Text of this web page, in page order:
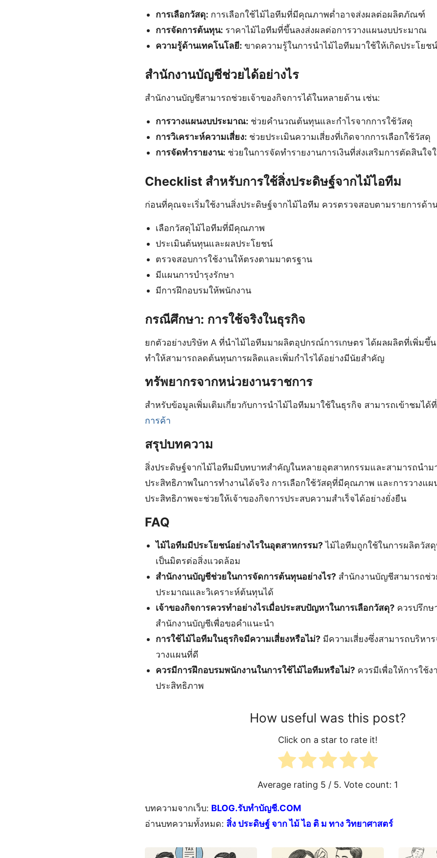
การเลือกวัสดุ: การเลือกใช้ไม้ไอทีมที่มีคุณภาพต่ำอาจส่งผลต่อผลิตภัณฑ์
การจัดการต้นทุน: ราคาไม้ไอทีมที่ขึ้นลงส่งผลต่อการวางแผนงบประมาณ
ความรู้ด้านเทคโนโลยี: ขาดความรู้ในการนำไม้ไอทีมมาใช้ให้เกิดประโยช
สำนักงานบัญชีช่วยได้อย่างไร
สำนักงานบัญชีสามารถช่วยเจ้าของกิจการได้ในหลายด้าน เช่น:
การวางแผนงบประมาณ: ช่วยคำนวณต้นทุนและกำไรจากการใช้วัสดุ
การวิเคราะห์ความเสี่ยง: ช่วยประเมินความเสี่ยงที่เกิดจากการเลือกใช้วัสดุ
การจัดทำรายงาน: ช่วยในการจัดทำรายงานการเงินที่ส่งเสริมการตัดสินใจ
Checklist สำหรับการใช้สิ่งประดิษฐ์จากไม้ไอทีม
ก่อนที่คุณจะเริ่มใช้งานสิ่งประดิษฐ์จากไม้ไอทีม ควรตรวจสอบตามรายการด้า
เลือกวัสดุไม้ไอทีมที่มีคุณภาพ
ประเมินต้นทุนและผลประโยชน์
ตรวจสอบการใช้งานให้ตรงตามมาตรฐาน
มีแผนการบำรุงรักษา
มีการฝึกอบรมให้พนักงาน
กรณีศึกษา: การใช้จริงในธุรกิจ
ยกตัวอย่างบริษัท A ที่นำไม้ไอทีมมาผลิตอุปกรณ์การเกษตร ได้ผลผลิตที่เพิ่มขึ้
ทำให้สามารถลดต้นทุนการผลิตและเพิ่มกำไรได้อย่างมีนัยสำคัญ
ทรัพยากรจากหน่วยงานราชการ
สำหรับข้อมูลเพิ่มเติมเกี่ยวกับการนำไม้ไอทีมมาใช้ในธุรกิจ สามารถเข้าชมได้ที่
การค้า
สรุปบทความ
สิ่งประดิษฐ์จากไม้ไอทีมมีบทบาทสำคัญในหลายอุตสาหกรรมและสามารถนำม
ประสิทธิภาพในการทำงานได้จริง การเลือกใช้วัสดุที่มีคุณภาพ และการวางแผ
ประสิทธิภาพจะช่วยให้เจ้าของกิจการประสบความสำเร็จได้อย่างยั่งยืน
FAQ
ไม้ไอทีมมีประโยชน์อย่างไรในอุตสาหกรรม?ไม้ไอทีมถูกใช้ในการผลิตวัส
เป็นมิตรต่อสิ่งแวดล้อม
สำนักงานบัญชีช่วยในการจัดการต้นทุนอย่างไร?สำนักงานบัญชีสามารถช่ว
ประมาณและวิเคราะห์ต้นทุนได้
เจ้าของกิจการควรทำอย่างไรเมื่อประสบปัญหาในการเลือกวัสดุ?ควรปรึกษ
สำนักงานบัญชีเพื่อขอคำแนะนำ
การใช้ไม้ไอทีมในธุรกิจมีความเสี่ยงหรือไม่?มีความเสี่ยงซึ่งสามารถบริหา
วางแผนที่ดี
ควรมีการฝึกอบรมพนักงานในการใช้ไม้ไอทีมหรือไม่?ควรมีเพื่อให้การใช้ง
ประสิทธิภาพ
How useful was this post?
Click on a star to rate it!
Average rating 5 / 5. Vote count: 1
บทความจากเว็บ: BLOG.รับทำบัญชี.COM
อ่านบทความทั้งหมด: สิ่ง ประดิษฐ์ จาก ไม้ ไอ ติ ม ทาง วิทยาศาสตร์